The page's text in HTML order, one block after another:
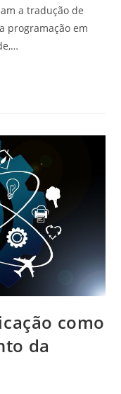
a tradução de
programação em
como
da